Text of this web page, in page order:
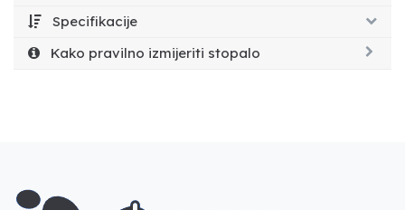
Specifikacije
Kako pravilno izmijeriti stopalo